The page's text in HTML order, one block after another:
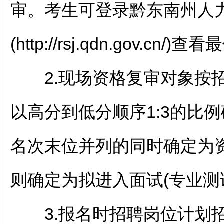
审。考生可登录黔东南州人
(http://rsj.qdn.gov.cn/)查看
2.现场资格复审对象按
以高分到低分顺序1:3的比
名次末位并列的同时确定为
则确定为拟进入面试(专业
3.报名时招聘岗位计划